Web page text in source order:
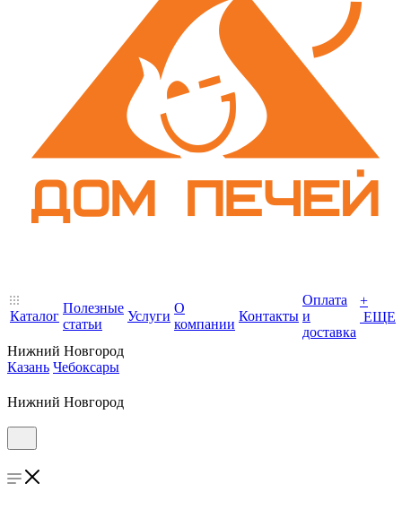
Каталог
Полезные
статьи
Услуги
О
компании
Контакты
Оплата
и
доставка
+
ЕЩЕ
Нижний Новгород
Казань Чебоксары
Нижний Новгород